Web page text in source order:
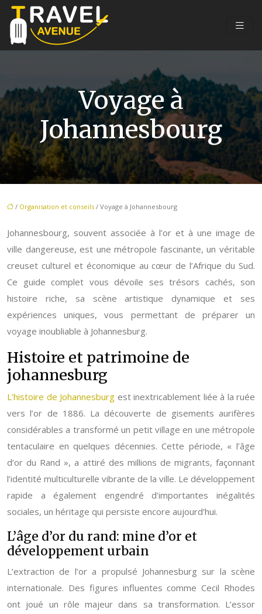
Voyage à
Johannesbourg
/ Organisation et conseils / Voyage à Johannesbourg
Johannesbourg, souvent associée à l’or et à une image de
ville dangereuse, est une métropole fascinante, un véritable
creuset culturel et économique au cœur de l’Afrique du Sud.
Ce guide complet vous dévoile ses trésors cachés, son
histoire riche, sa scène artistique dynamique et ses
expériences uniques, vous permettant de préparer un
voyage inoubliable à Johannesburg.
Histoire et patrimoine de
johannesburg
L’histoire de Johannesburg est inextricablement liée à la ruée
vers l’or de 1886. La découverte de gisements aurifères
considérables a transformé un petit village en une métropole
tentaculaire en quelques décennies. Cette période, « l’âge
d’or du Rand », a attiré des millions de migrants, façonnant
l’identité multiculturelle vibrante de la ville. Le développement
rapide a également engendré d’importantes inégalités
sociales, un héritage qui persiste encore aujourd’hui.
L’âge d’or du rand: mine d’or et
développement urbain
L’extraction de l’or a propulsé Johannesburg sur la scène
internationale. Des figures influentes comme Cecil Rhodes
ont joué un rôle majeur dans sa transformation. L’essor